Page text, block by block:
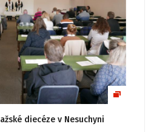
diecéze v Nesuchyni